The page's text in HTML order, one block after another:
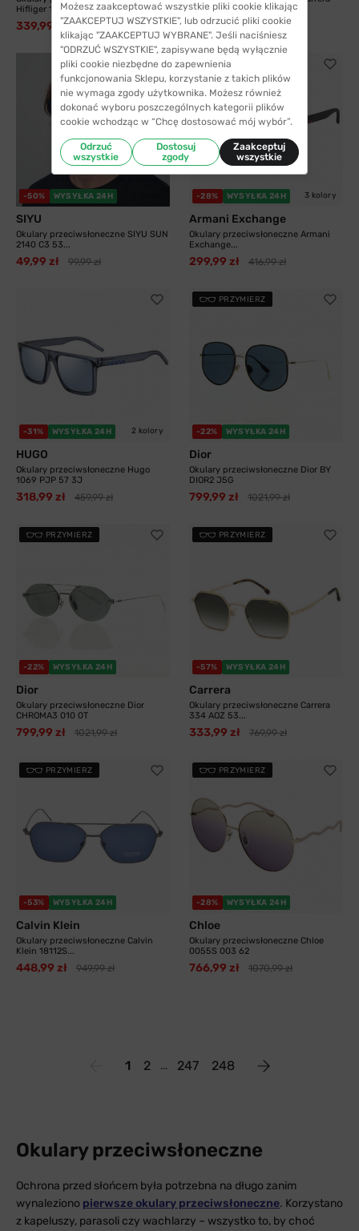
Hifliger 1811...
339,99 zł 538,99 zł
8055 003 58...
325,99 zł 413,99 zł
-50% WYSYŁKA 24H
SIYU
Okulary przeciwsłoneczne SIYU SUN
2140 C3 53...
49,99 zł 99,99 zł
-28% WYSYŁKA 24H 3 kolory
Armani Exchange
Okulary przeciwsłoneczne Armani
Exchange...
299,99 zł 416,99 zł
-31% WYSYŁKA 24H 2 kolory
HUGO
Okulary przeciwsłoneczne Hugo
1069 PJP 57 3J
318,99 zł 459,99 zł
PRZYMIERZ
-22% WYSYŁKA 24H
Dior
Okulary przeciwsłoneczne Dior BY
DIOR2 J5G
799,99 zł 1021,99 zł
PRZYMIERZ
-22% WYSYŁKA 24H
Dior
Okulary przeciwsłoneczne Dior
CHROMA3 010 0T
799,99 zł 1021,99 zł
PRZYMIERZ
-57% WYSYŁKA 24H
Carrera
Okulary przeciwsłoneczne Carrera
334 AOZ 53...
333,99 zł 769,99 zł
PRZYMIERZ
-53% WYSYŁKA 24H
Calvin Klein
Okulary przeciwsłoneczne Calvin
Klein 18112S...
448,99 zł 949,99 zł
PRZYMIERZ
-28% WYSYŁKA 24H
Chloe
Okulary przeciwsłoneczne Chloe
0055S 003 62
766,99 zł 1070,99 zł
1 2 247 248
Okulary przeciwsłoneczne
Ochrona przed słońcem była potrzebna na długo zanim
wynaleziono pierwsze okulary przeciwsłoneczne. Korzystano
z kapeluszy, parasoli czy wachlarzy – wszystko to, by choć
Możesz zaakceptować wszystkie pliki cookie klikając
"ZAAKCEPTUJ WSZYSTKIE", lub odrzucić pliki cookie
klikając "ZAAKCEPTUJ WYBRANE". Jeśli naciśniesz
"ODRZUĆ WSZYSTKIE", zapisywane będą wyłącznie
pliki cookie niezbędne do zapewnienia
funkcjonowania Sklepu, korzystanie z takich plików
nie wymaga zgody użytkownika. Możesz również
dokonać wyboru poszczególnych kategorii plików
cookie wchodząc w “Chcę dostosować mój wybór”.
Odrzuć
wszystkie
Dostosuj
zgody
Zaakceptuj
wszystkie